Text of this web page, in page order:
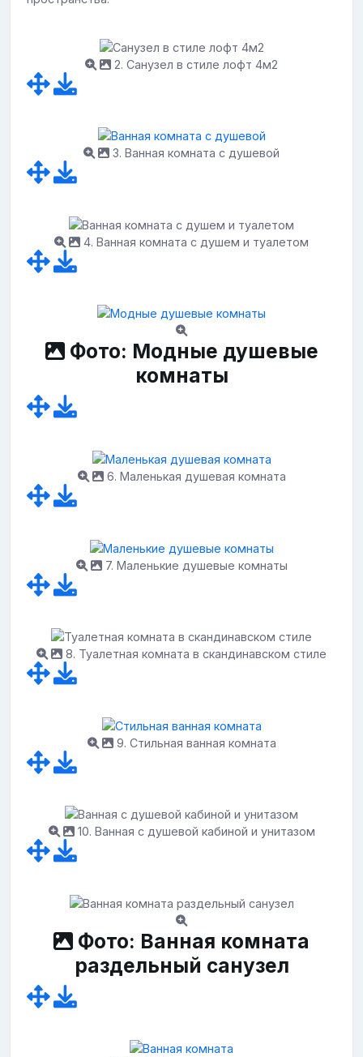
2. Санузел в стиле лофт 4м2
3. Ванная комната с душевой
4. Ванная комната с душем и туалетом
Фото: Модные душевые
комнаты
6. Маленькая душевая комната
7. Маленькие душевые комнаты
8. Туалетная комната в скандинавском стиле
9. Стильная ванная комната
10. Ванная с душевой кабиной и унитазом
Фото: Ванная комната
раздельный санузел